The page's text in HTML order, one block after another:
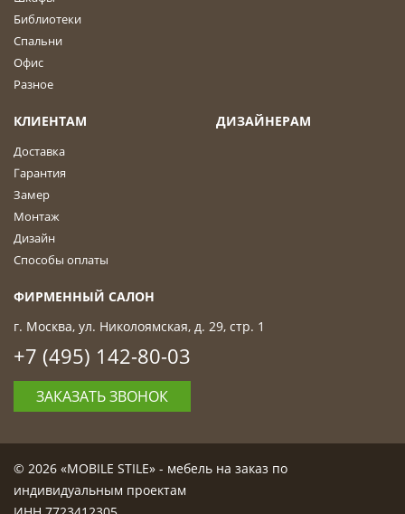
Библиотеки
Спальни
Офис
Разное
КЛИЕНТАМ
Доставка
Гарантия
Замер
Монтаж
Дизайн
Способы оплаты
ДИЗАЙНЕРАМ
ФИРМЕННЫЙ САЛОН
г. Москва, ул. Николоямская, д. 29, стр. 1
+7 (495) 142-80-03
ЗАКАЗАТЬ ЗВОНОК
© 2026 «MOBILE STILE» - мебель на заказ по
индивидуальным проектам